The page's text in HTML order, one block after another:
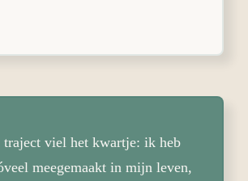
traject viel het kwartje: ik heb
meegemaakt in mijn leven,